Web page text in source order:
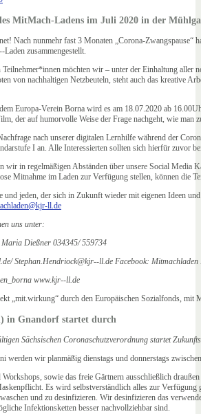
MitMach‐Ladens im Juli 2020 in der
Nach nunmehr fast 3 Monaten „Corona-­
zusammengestellt.
Teilnehmer*innen möchten wir – unter der Einhaltung aller
von nachhaltigen Netzbeuteln, steht auch das kreative
Europa­‐Verein Borna wird es am 18.07.2020 ab
der auf humorvolle Weise der Frage nachgeht, wie man
nach unserer digitalen Lernhilfe während der
I an. Alle Interessierten sollten sich hierfür zuvor
wir in regelmäßigen Abständen über unsere Social Media
Mitnahme im Laden zur Verfügung stellen, können die
und jeden, der sich in Zukunft wieder mit eigenen Ideen
ll.de
uns unter:
Dießner 034345/ 559734
Stephan.Hendriock@kjr-­‐ll.de Facebook: Mitmachladen
www.kjr-­‐ll.de
„mit.wirkung“ durch den Europäischen Sozialfonds, mit
in Gnandorf startet durch
Sächsischen Coronaschutzverordnung startet
werden wir planmäßig dienstags und donnerstags
sowie das freie Gärtnern ausschließlich
Es wird selbstverständlich alles zur
und zu desinfizieren. Wir desinfizieren das
Infektionsketten besser nachvollziehbar sind.